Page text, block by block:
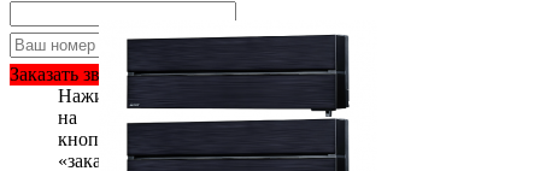
Заказать звонок
Нажимая
на
кнопку
«заказать